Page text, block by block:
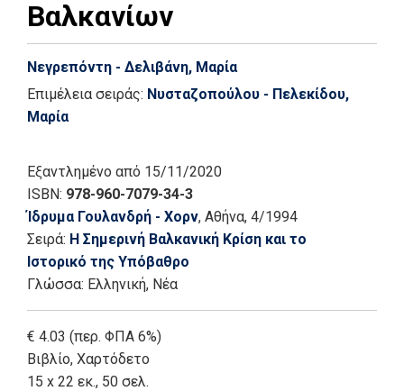
Βαλκανίων
Νεγρεπόντη - Δελιβάνη, Μαρία
Επιμέλεια σειράς: Νυσταζοπούλου - Πελεκίδου,
Μαρία
Εξαντλημένο από 15/11/2020
ISBN: 978-960-7079-34-3
Ίδρυμα Γουλανδρή - Χορν, Αθήνα, 4/1994
Σειρά: Η Σημερινή Βαλκανική Κρίση και το
Ιστορικό της Υπόβαθρο
Γλώσσα: Ελληνική, Νέα
€ 4.03 (περ. ΦΠΑ 6%)
Βιβλίο, Χαρτόδετο
15 x 22 εκ., 50 σελ.